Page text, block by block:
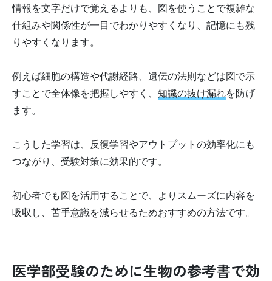
情報を文字だけで覚えるよりも、図を使うことで複雑な
仕組みや関係性が一目でわかりやすくなり、記憶にも残
りやすくなります。
例えば細胞の構造や代謝経路、遺伝の法則などは図で示
すことで全体像を把握しやすく、 知識の抜け漏れを防げ
ます。
こうした学習は、反復学習やアウトプットの効率化にも
つながり、受験対策に効果的です。
初心者でも図を活用することで、よりスムーズに内容を
吸収し、苦手意識を減らせるためおすすめの方法です。
医学部受験のために生物の参考書で効